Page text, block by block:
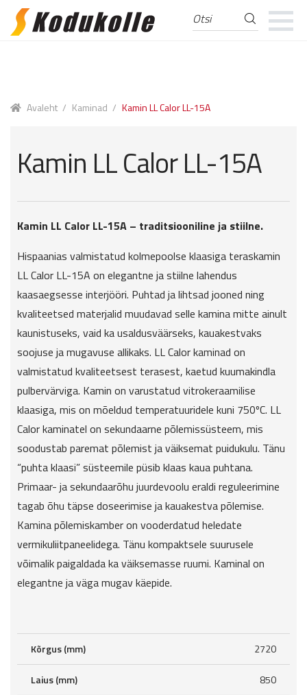
Skip
Skip
Otsi:
Avaleht / Kaminad / Kamin LL Calor LL-15A
Kamin LL Calor LL-15A
Kamin LL Calor LL-15A – traditsiooniline ja stiilne.
Hispaanias valmistatud kolmepoolse klaasiga teraskamin
LL Calor LL-15A on elegantne ja stiilne lahendus
kaasaegsesse interjööri. Puhtad ja lihtsad jooned ning
kvaliteetsed materjalid muudavad selle kamina mitte ainult
kaunistuseks, vaid ka usaldusväärseks, kauakestvaks
soojuse ja mugavuse allikaks. LL Calor kaminad on
valmistatud kvaliteetsest terasest, kaetud kuumakindla
pulbervärviga. Kamin on varustatud vitrokeraamilise
klaasiga, mis on mõeldud temperatuuridele kuni 750ºC. LL
Calor kaminatel on sekundaarne põlemissüsteem, mis
soodustab paremat põlemist ja väiksemat puidukulu. Tänu
“puhta klaasi” süsteemile püsib klaas kaua puhtana.
Primaar- ja sekundaarõhu juurdevoolu eraldi reguleerimine
tagab õhu täpse doseerimise ja kauakestva põlemise.
Kamina põlemiskamber on vooderdatud heledate
vermikuliitpaneelidega. Tänu kompaktsele suurusele
võimalik paigaldada ka väiksemasse ruumi. Kaminal on
elegantne ja väga mugav käepide.
Kõrgus (mm) 2720
Laius (mm) 850